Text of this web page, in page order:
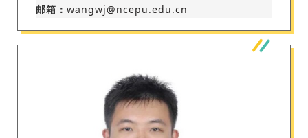
邮箱： wangwj@ncepu.edu.cn